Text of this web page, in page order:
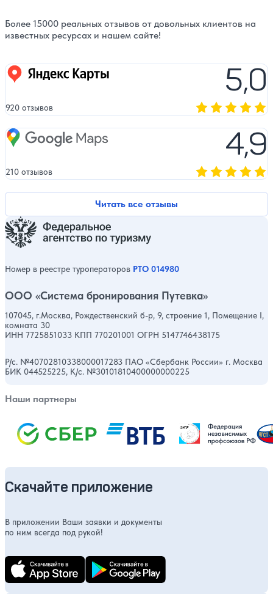
Более 15000 реальных отзывов от довольных клиентов на
известных ресурсах и нашем сайте!
Читать все отзывы
Яндекс карты 5,0
920 отзывов
Google Maps 4,9
210 отзывов
Номер в реестре туроператоров РТО 014980
ООО «Система бронирования Путевка»
107045, г.Москва, Рождественский б-р, 9, строение 1, Помещение I,
комната 30
ИНН 7725851033 КПП 770201001 ОГРН 5147746438175
Р/с. №40702810338000017283 ПАО «Сбербанк России» г. Москва
БИК 044525225, К/с. №30101810400000000225
Наши партнеры
Скачайте приложение
В приложении Ваши заявки и документы
по ним всегда под рукой!